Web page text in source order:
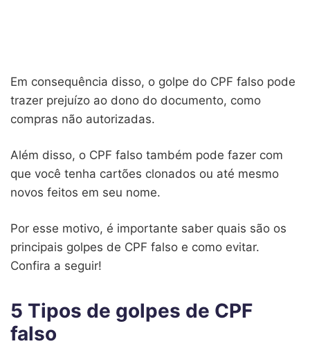
Em consequência disso, o golpe do CPF falso pode
trazer prejuízo ao dono do documento, como
compras não autorizadas.
Além disso, o CPF falso também pode fazer com
que você tenha cartões clonados ou até mesmo
novos feitos em seu nome.
Por esse motivo, é importante saber quais são os
principais golpes de CPF falso e como evitar.
Confira a seguir!
5 Tipos de golpes de CPF
falso